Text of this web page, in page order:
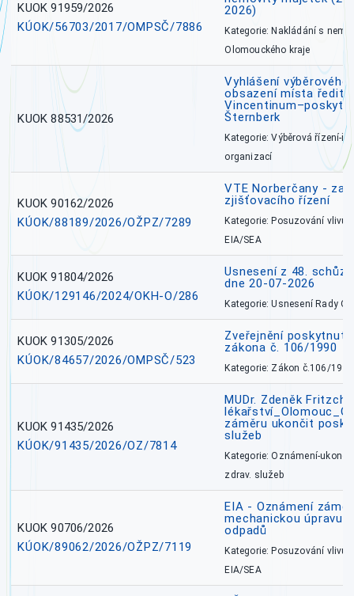
KUOK 91959/2026
KÚOK/56703/2017/OMPSČ/7886
2026)
Kategorie: Nakládání s
Olomouckého kraje
KUOK 88531/2026
Vyhlášení výběrového
obsazení místa
Šternberk
Kategorie: Výběrová řízení-
organizací
KUOK 90162/2026
KÚOK/88189/2026/OŽPZ/7289
VTE Norberčany -
zjišťovacího řízení
Kategorie: Posuzování vlivů
EIA/SEA
KUOK 91804/2026
KÚOK/129146/2024/OKH-O/286
Usnesení z 48.
dne 20-07-2026
Kategorie: Usnesení Rady
KUOK 91305/2026
KÚOK/84657/2026/OMPSČ/523
Zveřejnění poskytnutí
zákona č. 106/1990
Kategorie: Zákon č.106/1999
KUOK 91435/2026
KÚOK/91435/2026/OZ/7814
MUDr. Zdeněk
záměru ukončit
služeb
Kategorie: Oznámení-
zdrav. služeb
KUOK 90706/2026
KÚOK/89062/2026/OŽPZ/7119
EIA - Oznámení
mechanickou úpravu
odpadů
Kategorie: Posuzování vlivů
EIA/SEA